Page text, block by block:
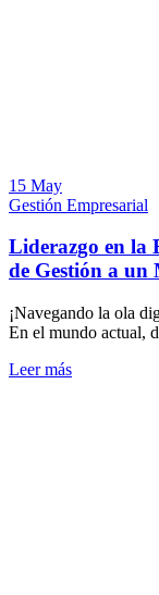
15 May
Gestión Empresarial
Liderazgo en la
de Gestión a un
¡Navegando la ola
En el mundo actual,
Leer más